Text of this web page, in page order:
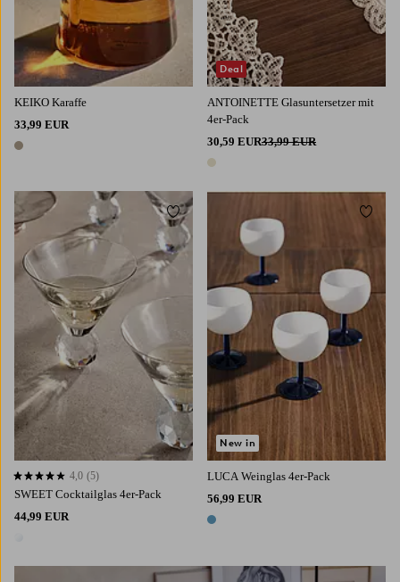
KEIKO Karaffe
33,99 EUR
1 Farbe
ANTOINETTE Glasuntersetzer mit
4er-Pack
30,59 EUR33,99 EUR
1 Farbe
Deal
SWEET Cocktailglas 4er-Pack
44,99 EUR
4,0 basierend auf 5 Bewertungen
4,0 (5)
Zu Favoriten hinzufügen
LUCA Weinglas 4er-Pack
56,99 EUR
1 Farbe
New in
Zu